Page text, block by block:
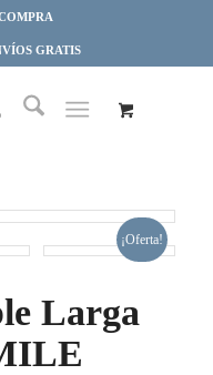
GRATIS
¡Oferta!
Larga